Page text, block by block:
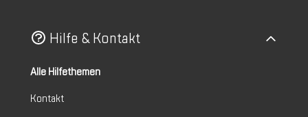
Hilfe & Kontakt
Alle Hilfethemen
Kontakt